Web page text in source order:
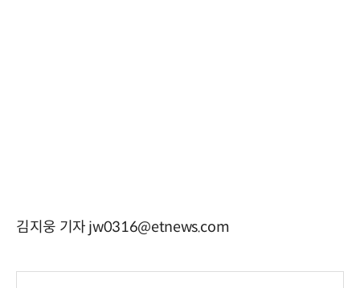
김지웅 기자 jw0316@etnews.com